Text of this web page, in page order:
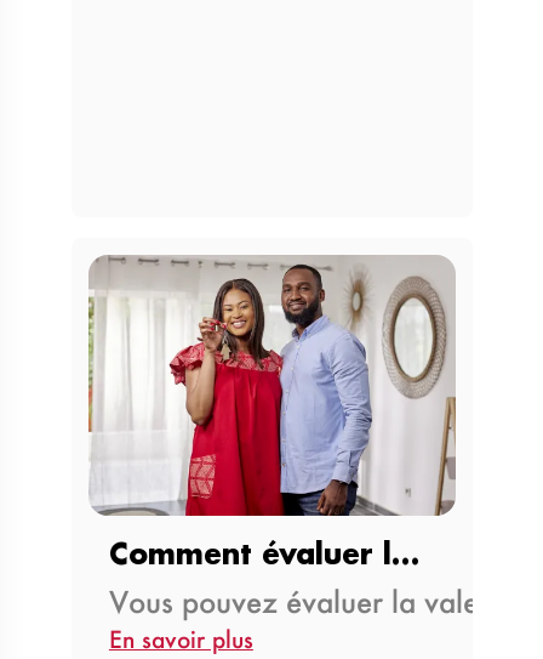
Comment évaluer la valeur de…
Vous pouvez évaluer la valeur
En savoir plus